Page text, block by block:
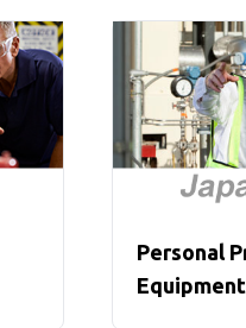
Personal
Equipment